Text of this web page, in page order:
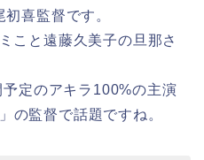
喜監督です。
こと遠藤久美子の旦那さ
定のアキラ100%の主演
の監督で話題ですね。